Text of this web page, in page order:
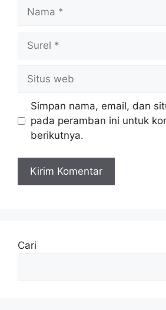
web
Simpan nama, email, dan
pada peramban ini untuk
berikutnya.
Cari